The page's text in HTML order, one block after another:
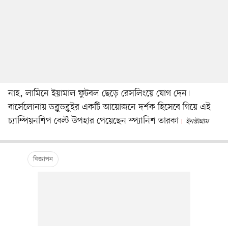
নাহ, লামিনে ইয়ামাল ফুটবল ছেড়ে রেসলিংয়ে যোগ দেন।
বার্সেলোনায় ডব্লুডব্লুইর একটি আয়োজনে দর্শক হিসেবে গিয়ে এই
চ্যাম্পিয়নশিপ বেল্ট উপহার পেয়েছেন স্প্যানিশ তারকা
ইনস্টাগ্রাম